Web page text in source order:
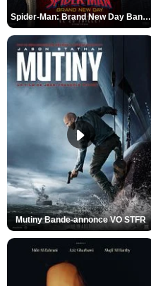
Spider-Man: Brand New Day Bande-annonce VO STFR
Mutiny Bande-annonce VO STFR